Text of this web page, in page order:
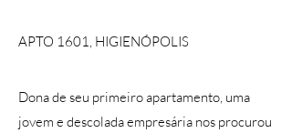
APTO 1601, HIGIENÓPOLIS
Dona de seu primeiro apartamento, uma
jovem e descolada empresária nos procurou